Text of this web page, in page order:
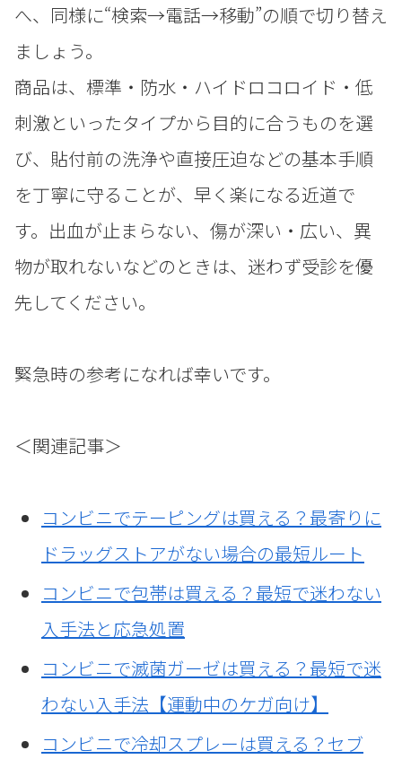
へ、同様に“検索→電話→移動”の順で切り替え
ましょう。
商品は、標準・防水・ハイドロコロイド・低
刺激といったタイプから目的に合うものを選
び、貼付前の洗浄や直接圧迫などの基本手順
を丁寧に守ることが、早く楽になる近道で
す。出血が止まらない、傷が深い・広い、異
物が取れないなどのときは、迷わず受診を優
先してください。
緊急時の参考になれば幸いです。
＜関連記事＞
コンビニでテーピングは買える？最寄りに
ドラッグストアがない場合の最短ルート
コンビニで包帯は買える？最短で迷わない
入手法と応急処置
コンビニで滅菌ガーゼは買える？最短で迷
わない入手法【運動中のケガ向け】
コンビニで冷却スプレーは買える？セブ